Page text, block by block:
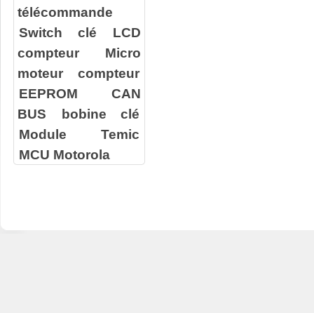
télécommande
Switch clé
LCD
compteur
Micro
moteur compteur
EEPROM
CAN
BUS
bobine clé
Module Temic
MCU Motorola